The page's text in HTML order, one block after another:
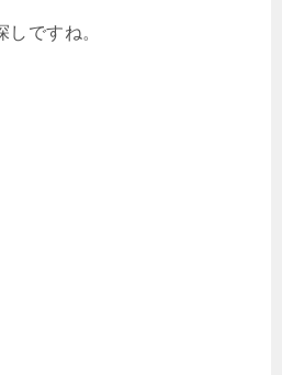
ですね。